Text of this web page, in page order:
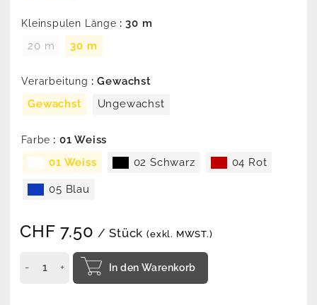
Kleinspulen Länge : 30 m
20 m
30 m
Verarbeitung : Gewachst
Gewachst
Ungewachst
Farbe : 01 Weiss
01 Weiss
02 Schwarz 04 Rot
05 Blau
CHF 7.50 / Stück (exkl. MWST.)
In den Warenkorb